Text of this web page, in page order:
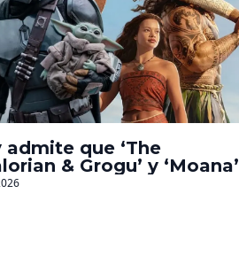
admite que ‘The
& Grogu’ y ‘Moana’
en taquilla